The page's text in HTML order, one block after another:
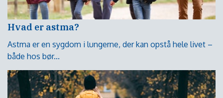
Hvad er astma?
Astma er en sygdom i lungerne, der kan opstå hele livet –
både hos bør...